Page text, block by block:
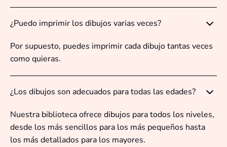
¿Puedo imprimir los dibujos varias veces?
Por supuesto, puedes imprimir cada dibujo tantas veces
como quieras.
¿Los dibujos son adecuados para todas las edades?
Nuestra biblioteca ofrece dibujos para todos los niveles,
desde los más sencillos para los más pequeños hasta
los más detallados para los mayores.